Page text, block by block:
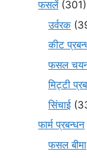
फसलें(301)
उर्वरक
कीट
फसल
मि‌ट्टी
सिंचाई
फार्म प्रबन्धन
फसल बीमा